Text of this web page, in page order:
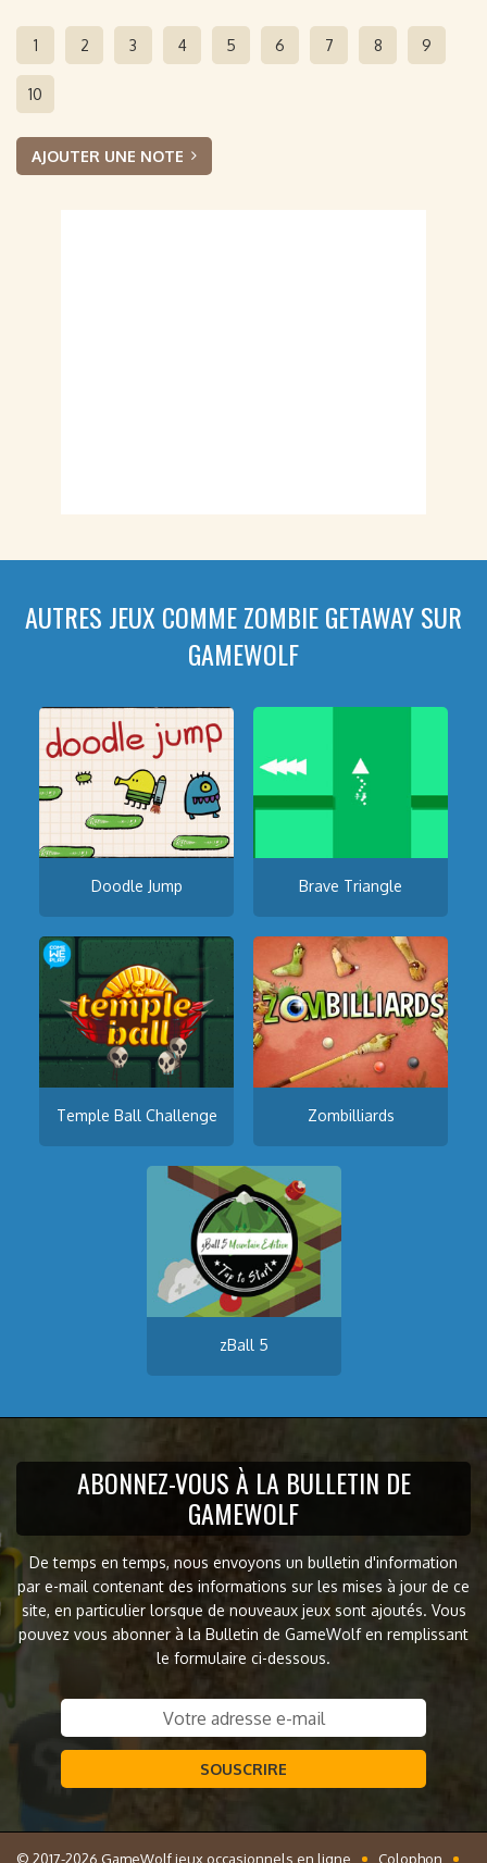
1 2 3 4 5 6 7 8 9
10
AJOUTER UNE NOTE
AUTRES JEUX COMME ZOMBIE GETAWAY SUR
GAMEWOLF
Doodle Jump Brave Triangle
Temple Ball Challenge Zombilliards
zBall 5
ABONNEZ-VOUS À LA BULLETIN DE
GAMEWOLF
De temps en temps, nous envoyons un bulletin d'information
par e-mail contenant des informations sur les mises à jour de ce
site, en particulier lorsque de nouveaux jeux sont ajoutés. Vous
pouvez vous abonner à la Bulletin de GameWolf en remplissant
le formulaire ci-dessous.
SOUSCRIRE
© 2017-2026 GameWolf jeux occasionnels en ligne Colophon